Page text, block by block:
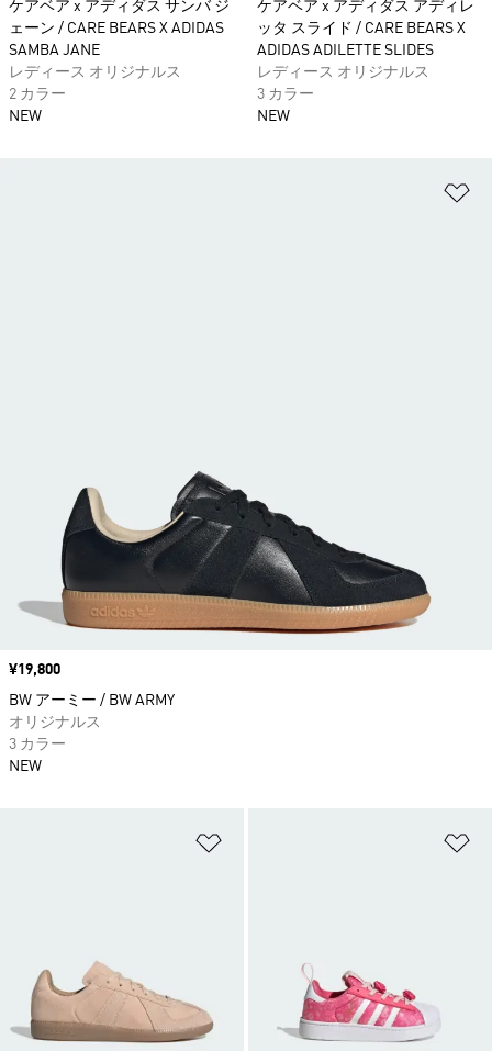
ケアベア x アディダス サンバ ジ
ェーン / CARE BEARS X ADIDAS
SAMBA JANE
レディース オリジナルス
2 カラー
NEW
ケアベア x アディダス アディレ
ッタ スライド / CARE BEARS X
ADIDAS ADILETTE SLIDES
レディース オリジナルス
3 カラー
NEW
価格
¥19,800
BW アーミー / BW ARMY
オリジナルス
3 カラー
NEW